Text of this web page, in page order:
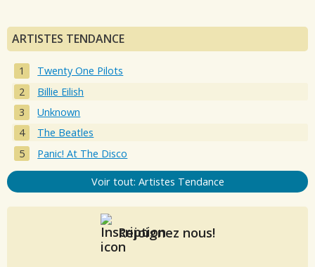
ARTISTES TENDANCE
Twenty One Pilots
Billie Eilish
Unknown
The Beatles
Panic! At The Disco
Voir tout: Artistes Tendance
Rejoignez nous!